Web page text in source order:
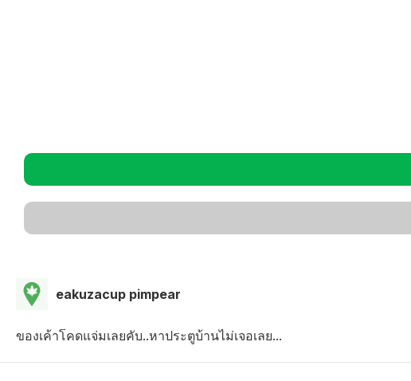
eakuzacup pimpear
ของเค้าโคดแจ่มเลยคับ..หาประตูบ้านไม่เจอเลย...